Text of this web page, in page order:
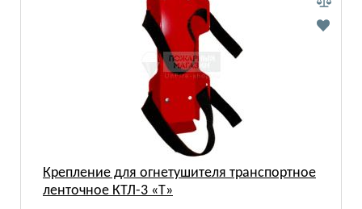
Крепление для огнетушителя транспортное
ленточное КТЛ-3 «Т»